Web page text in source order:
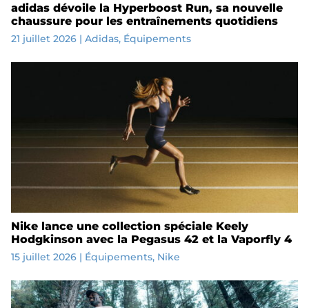
adidas dévoile la Hyperboost Run, sa nouvelle
chaussure pour les entraînements quotidiens
21 juillet 2026| Adidas, Équipements
Nike lance une collection spéciale Keely
Hodgkinson avec la Pegasus 42 et la Vaporfly 4
15 juillet 2026| Équipements, Nike